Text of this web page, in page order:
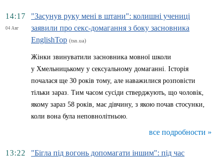
14:17
04 Авг
"Засунув руку мені в штани": колишні учениці
заявили про секс-домагання з боку засновника
EnglishTop (tsn.ua)
Жінки звинуватили засновника мовної школи
у Хмельницькому у сексуальному домаганні. Історія
почалася ще 30 років тому, але наважилися розповісти
тільки зараз. Тим часом сусіди стверджують, що чоловік,
якому зараз 58 років, має дівчину, з якою почав стосунки,
коли вона була неповнолітньою.
все подробности »
13:22 "Бігла під вогонь допомагати іншим": під час